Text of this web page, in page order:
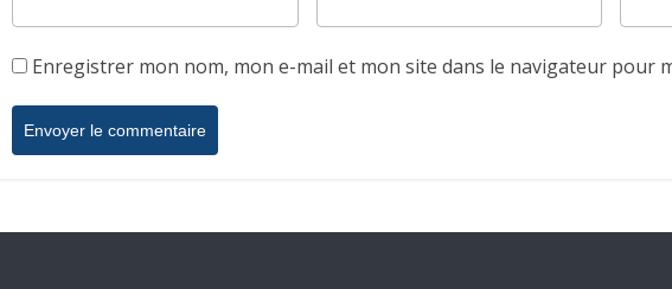
Enregistrer mon nom, mon e-mail et mon site dans le navigateur pour